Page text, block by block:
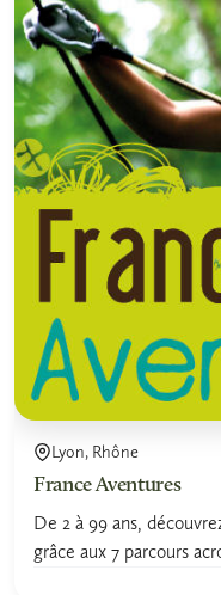
Lyon, Rhône
France Aventures
De 2 à 99 ans,
grâce aux 7 parcours